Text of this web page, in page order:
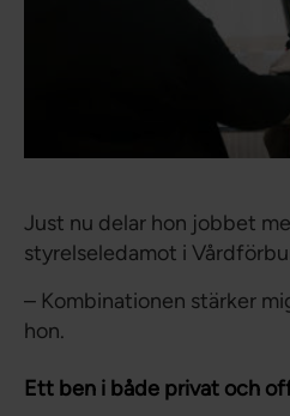
Just nu delar hon jobbet
styrelseledamot i
– Kombinationen stärker
hon.
Ett ben i både privat och